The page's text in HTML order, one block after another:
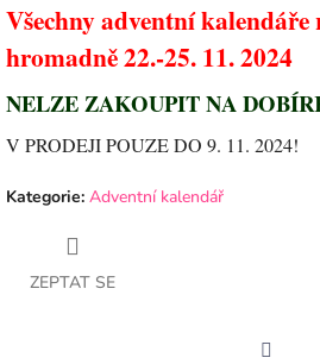
Všechny adventní kalendáře
hromadně 22.-25. 11. 2024
NELZE ZAKOUPIT NA
V PRODEJI POUZE DO 9. 11. 2024!
Kategorie: Adventní kalendář
ZEPTAT SE